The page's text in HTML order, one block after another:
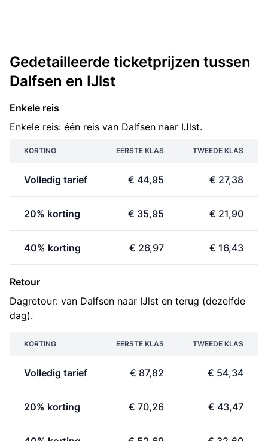
Gedetailleerde ticketprijzen tussen
Dalfsen en IJlst
Enkele reis
Enkele reis: één reis van Dalfsen naar IJlst.
KORTING EERSTE KLAS TWEEDE KLAS
Volledig tarief € 44,95 € 27,38
20% korting € 35,95 € 21,90
40% korting € 26,97 € 16,43
Retour
Dagretour: van Dalfsen naar IJlst en terug (dezelfde
dag).
KORTING EERSTE KLAS TWEEDE KLAS
Volledig tarief € 87,82 € 54,34
20% korting € 70,26 € 43,47